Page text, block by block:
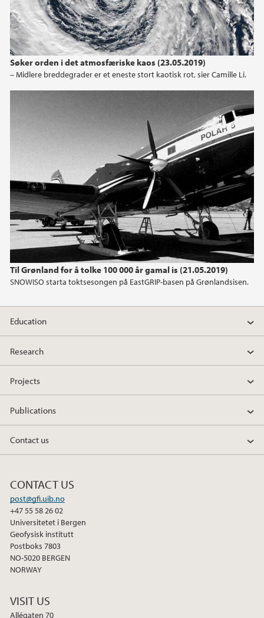
Søker orden i det atmosfæriske kaos (23.05.2019)
– Midlere breddegrader er et eneste stort kaotisk rot, sier Camille Li.
Til Grønland for å tolke 100 000 år gamal is (21.05.2019)
SNOWISO starta toktsesongen på EastGRIP-basen på Grønlandsisen.
2022
2021
2020
2017
2016
2015
2014
Education
Research
Projects
Publications
Contact us
CONTACT US
post@gfi.uib.no
+47 55 58 26 02
Universitetet i Bergen
Geofysisk institutt
Postboks 7803
NO-5020 BERGEN
NORWAY
VISIT US
Allégaten 70